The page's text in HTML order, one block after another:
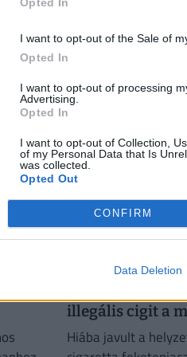
I want to opt-out of the Sale of
Opted In
I want to opt-out of processing
Advertising.
Opted In
I want to opt-out of Collection,
of my Personal Data that Is
was collected.
Opted Out
CONFIRM
Data Deletion
tudnia kell
A hálózat
leginkább terhelt,
Ezekben a
illegális cigit a
Hiába javult a